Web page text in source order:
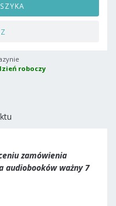
roboczy
zamówienia
audiobooków ważny 7